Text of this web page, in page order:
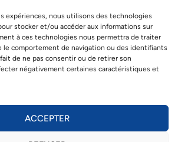
expériences, nous utilisons des technologies
stocker et/ou accéder aux informations sur
à ces technologies nous permettra de traiter
le comportement de navigation ou des identifiants
de ne pas consentir ou de retirer son
négativement certaines caractéristiques et
ACCEPTER
1347 Le
Sentier
Tél. 021
845 15
00
Fax 021
845 15
juridiques︱ Données bancaires : CCP